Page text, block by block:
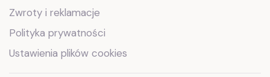
Zwroty i reklamacje
Polityka prywatności
Ustawienia plików cookies